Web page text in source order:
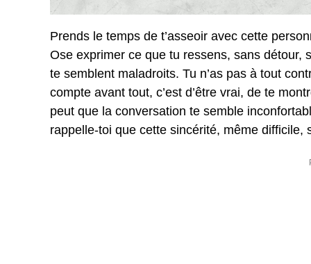
Prends le temps de t’asseoir avec cette
Ose exprimer ce que tu ressens, sans détour,
te semblent maladroits. Tu n’as pas à tout
compte avant tout, c’est d’être vrai, de te
peut que la conversation te semble
rappelle-toi que cette sincérité, même difficile,